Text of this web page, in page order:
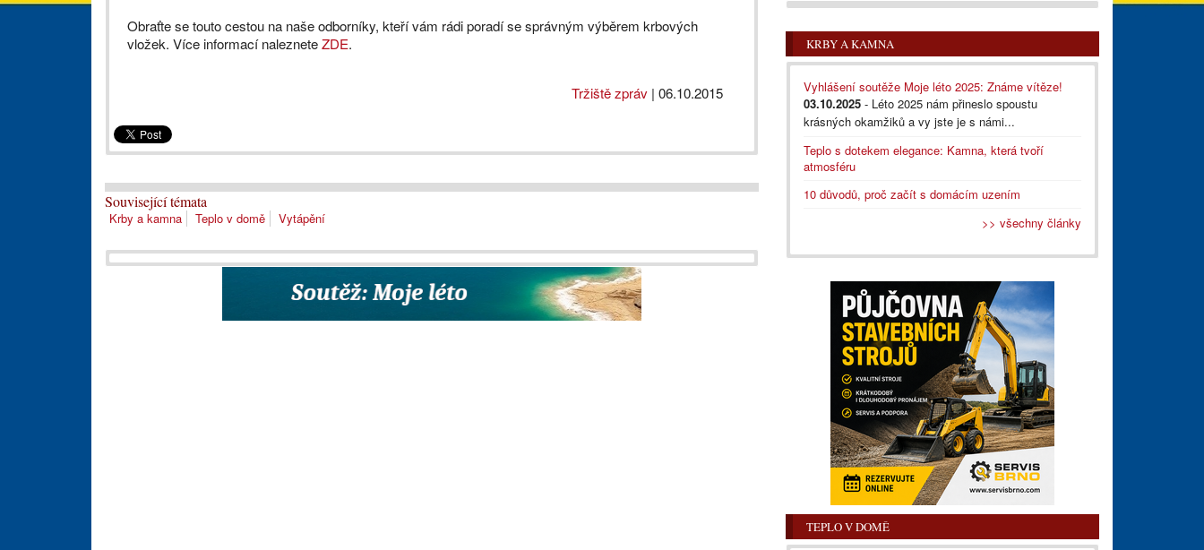
Obraťte se touto cestou na naše odborníky, kteří vám rádi poradí se správným výběrem krbových
vložek. Více informací nalezneteZDE.
Tržiště zpráv | 06.10.2015
Související témata
Krby a kamna Teplo v domě Vytápění
KRBY A KAMNA
Vyhlášení soutěže Moje léto 2025: Známe vítěze!
03.10.2025 - Léto 2025 nám přineslo spoustu
krásných okamžiků a vy jste je s námi...
Teplo s dotekem elegance: Kamna, která tvoří
atmosféru
10 důvodů, proč začít s domácím uzením
>> všechny články
TEPLO V DOMĚ